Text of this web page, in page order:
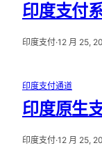
印度支付
印度支付·12 月 25,
印度支付通道
印度原生
印度支付·12 月 25,